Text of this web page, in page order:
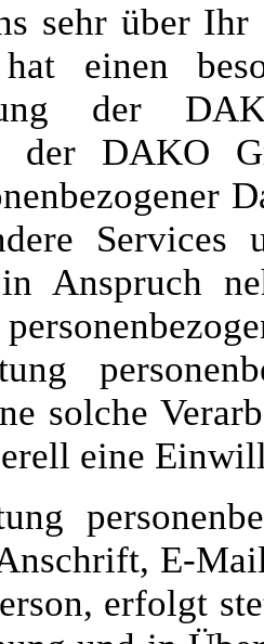
sehr über Ihr
hat einen
der
der DAKO
Services
Anspruch
solche
eine
E-
erfolgt